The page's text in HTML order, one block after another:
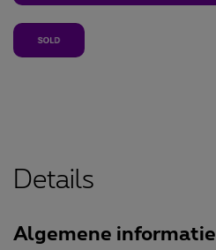
Details
Algemene informatie